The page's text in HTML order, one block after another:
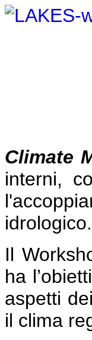
Climate
interni,
idrologico.
Il
ha
aspetti
il clima